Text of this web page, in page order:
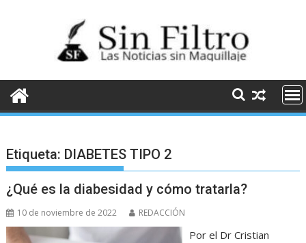
Etiqueta: DIABETES TIPO 2
¿Qué es la diabesidad y cómo tratarla?
10 de noviembre de 2022 REDACCIÓN
Por el Dr Cristian